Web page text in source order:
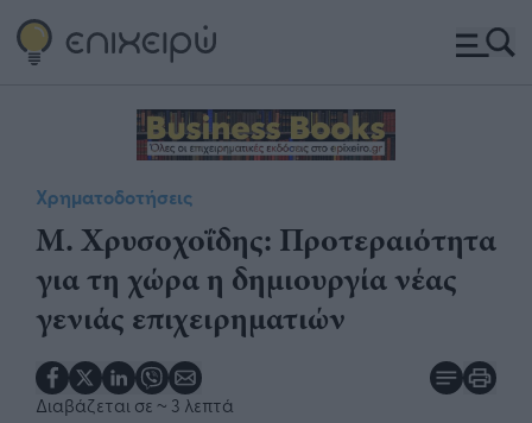
Χρηματοδοτήσεις
Μ. Χρυσοχοΐδης: Προτεραιότητα
για τη χώρα η δημιουργία νέας
γενιάς επιχειρηματιών
Διαβάζεται σε ~ 3 λεπτά